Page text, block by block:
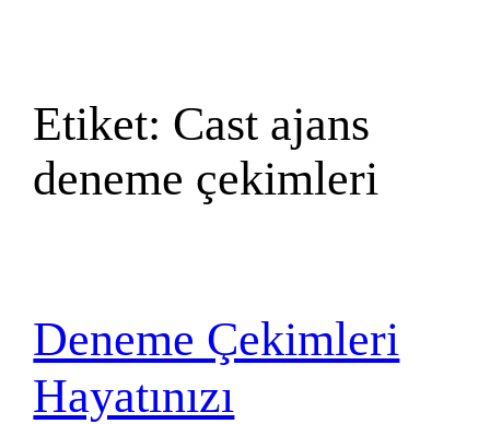
Etiket: Cast ajans
deneme çekimleri
Deneme Çekimleri
Hayatınızı